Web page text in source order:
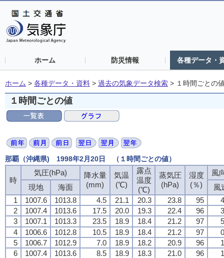
ホーム 防災情報 各種データ・
ホーム > 各種データ・資料 > 過去の気象データ検索 > １時間ごとの
１時間ごとの値
那覇（沖縄県) 1998年2月20日 （１時間ごとの値）
時
気圧(hPa)
降水量
(mm)
気温
(℃)
露点
温度
(℃)
蒸気圧
(hPa)
湿度
(％)
風
現地
海面
風
1
1007.6 1013.8 4.5 21.1 20.3 23.8 95
2
1007.4 1013.6 17.5 20.0 19.3 22.4 96
3
1007.1 1013.3 23.5 18.9 18.4 21.2 97
4
1006.6 1012.8 10.5 18.9 18.4 21.2 97
5
1006.7 1012.9 7.0 18.9 18.2 20.9 96
6
1007.4 1013.6 8.5 18.9 18.3 21.0 96